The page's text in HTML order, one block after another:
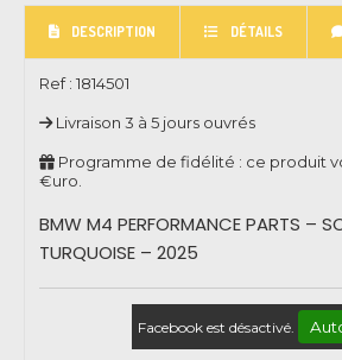
DESCRIPTION DÉTAILS
Ref : 1814501
Livraison 3 à 5 jours ouvrés
Programme de fidélité : ce produit
€uro.
BMW M4 PERFORMANCE PARTS –
TURQUOISE – 2025
Facebook est désactivé.